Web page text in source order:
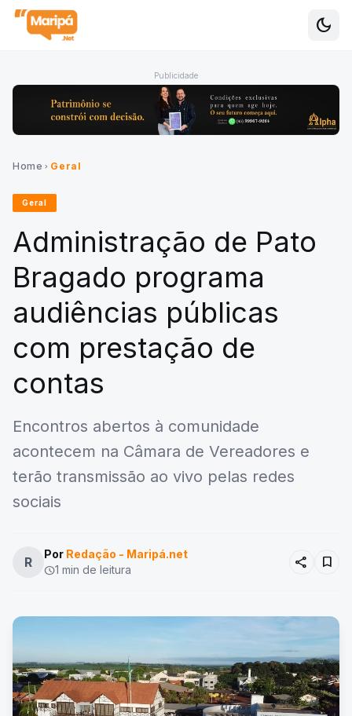
dark_mode
Publicidade
Home chevron_right Geral
Geral
Administração de Pato
Bragado programa
audiências públicas
com prestação de
contas
Encontros abertos à comunidade
acontecem na Câmara de Vereadores e
terão transmissão ao vivo pelas redes
sociais
R
Por Redação - Maripá.net
schedule1 min de leitura share bookmark